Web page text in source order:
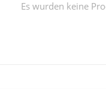
Es wurden keine